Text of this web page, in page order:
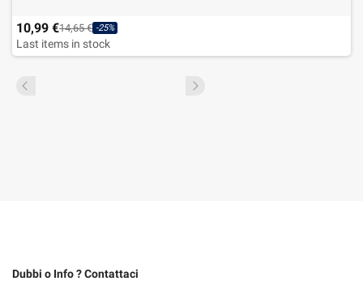
10,99 €14,65 € -25%
Last items in stock
Dubbi o Info ? Contattaci